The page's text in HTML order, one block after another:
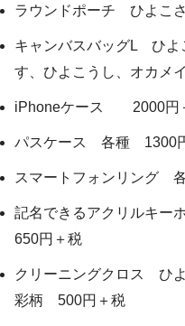
ラウンドポーチ ひよこ
キャンバスバッグL ひよ
す、ひよこうし、オカメ
iPhoneケース 2000円
パスケース 各種 1300
スマートフォンリング
記名できるアクリルキ
650円＋税
クリーニングクロス ひ
彩柄 500円＋税